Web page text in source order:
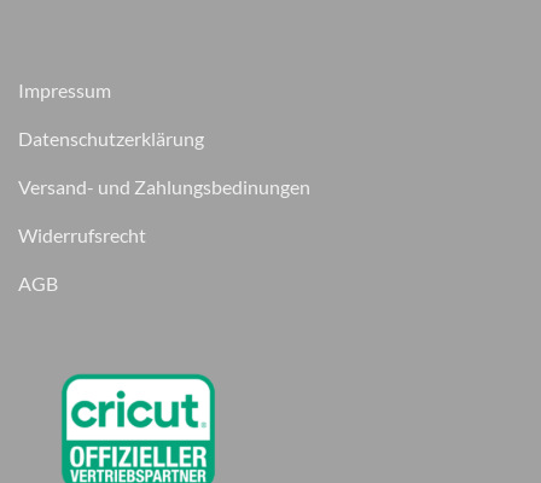
Impressum
Datenschutzerklärung
Versand- und Zahlungsbedinungen
Widerrufsrecht
AGB